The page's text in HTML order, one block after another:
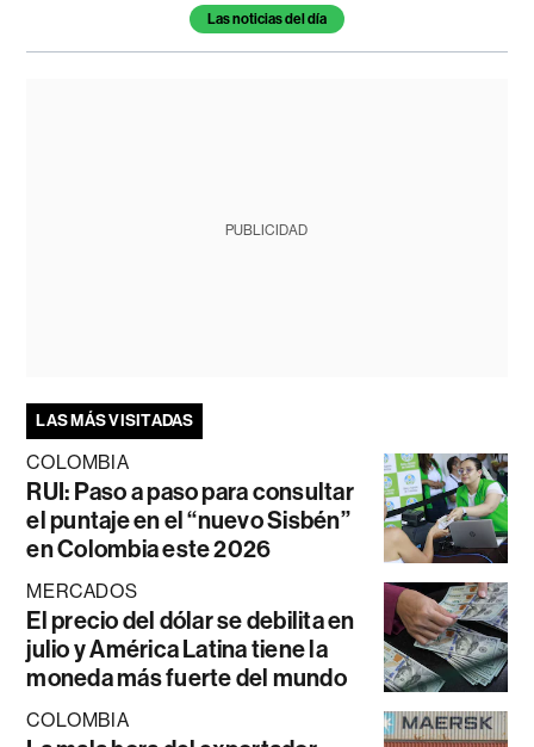
Las noticias del día
PUBLICIDAD
LAS MÁS VISITADAS
COLOMBIA
RUI: Paso a paso para consultar
el puntaje en el “nuevo Sisbén”
en Colombia este 2026
MERCADOS
El precio del dólar se debilita en
julio y América Latina tiene la
moneda más fuerte del mundo
COLOMBIA